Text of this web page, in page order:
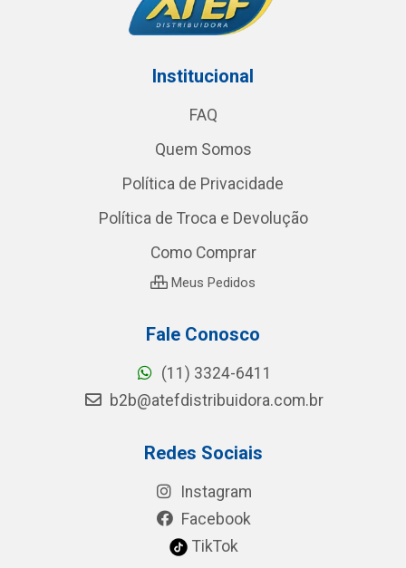
Institucional
FAQ
Quem Somos
Política de Privacidade
Política de Troca e Devolução
Como Comprar
Meus Pedidos
Fale Conosco
(11) 3324-6411
b2b@atefdistribuidora.com.br
Redes Sociais
Instagram
Facebook
TikTok